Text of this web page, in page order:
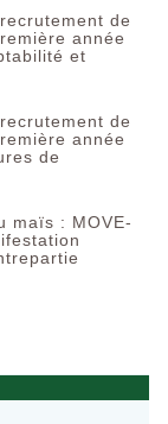
de
année
et
de
année
de
maïs : MOVE-